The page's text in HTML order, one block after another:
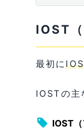
1-4 ス
1-5
解説！
2-1 仮
IOST
最初に
IOSTの主
IOST